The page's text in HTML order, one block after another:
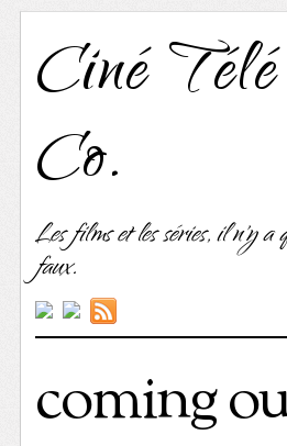
Ciné
Co.
Les films et les séries, il n'y a
faux.
coming